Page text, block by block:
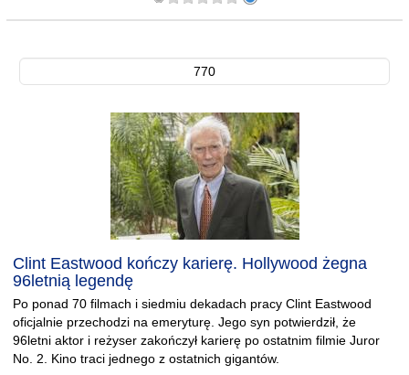
770
Clint Eastwood kończy karierę. Hollywood żegna
96letnią legendę
Po ponad 70 filmach i siedmiu dekadach pracy Clint Eastwood
oficjalnie przechodzi na emeryturę. Jego syn potwierdził, że
96letni aktor i reżyser zakończył karierę po ostatnim filmie Juror
No. 2. Kino traci jednego z ostatnich gigantów.